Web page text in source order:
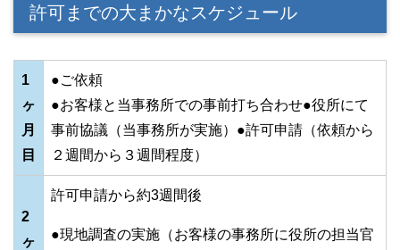
許可までの大まかなスケジュール
1
ヶ
月
目
●ご依頼
●お客様と当事務所での事前打ち合わせ●役所にて
事前協議（当事務所が実施）●許可申請（依頼から
２週間から３週間程度）
2
ヶ
許可申請から約3週間後
●現地調査の実施（お客様の事務所に役所の担当官